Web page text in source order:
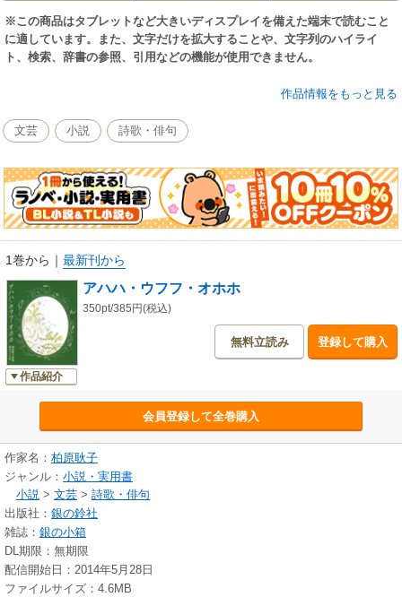
※この商品はタブレットなど大きいディスプレイを備えた端末で読むこと
に適しています。また、文字だけを拡大することや、文字列のハイライ
ト、検索、辞書の参照、引用などの機能が使用できません。
おとなから子どもまで 味わい深い詩の世界「少年詩」。 ベテランの詩
で、やさしい雰囲気の本になり、やさしい雰囲気の本になり、お見舞いの
本としてとくに人気です。
作品情報をもっと見る
文芸 小説 詩歌・俳句
1巻から ｜ 最新刊から
作品紹介
アハハ・ウフフ・オホホ
350pt/385円(税込)
無料立読み 登録して購入
会員登録して全巻購入
作家名： 柏原耿子
ジャンル： 小説・実用書
小説 > 文芸 > 詩歌・俳句
出版社： 銀の鈴社
雑誌： 銀の小箱
DL期限：無期限
配信開始日：2014年5月28日
ファイルサイズ：4.6MB